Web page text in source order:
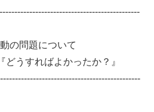
問題について
すればよかったか？』